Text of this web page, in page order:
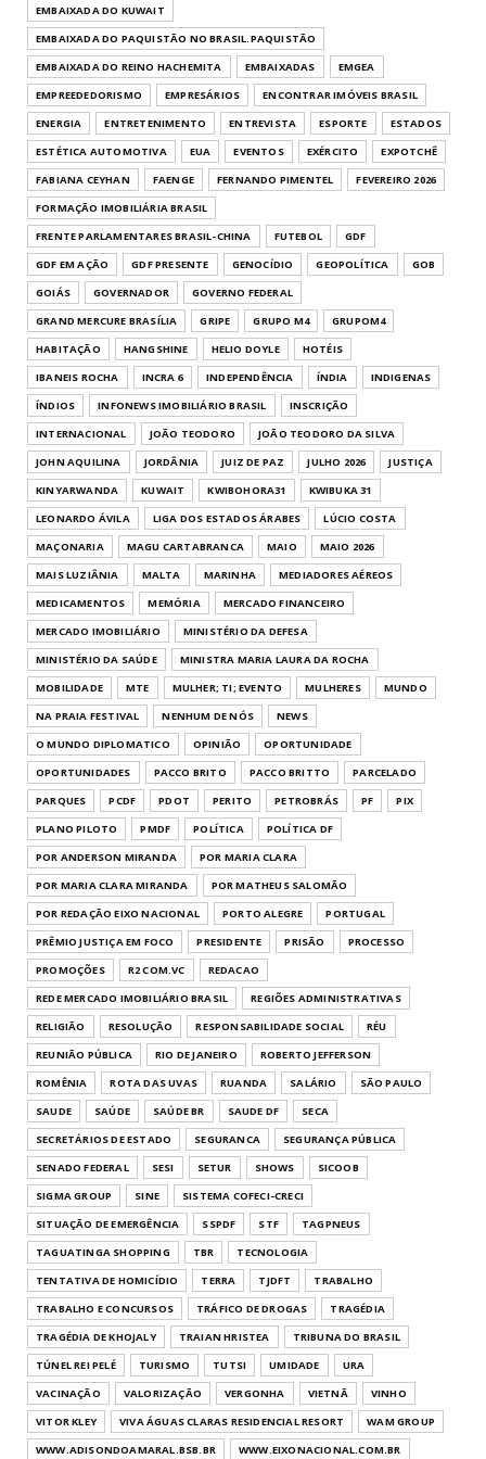
EMBAIXADA DO KUWAIT
EMBAIXADA DO PAQUISTÃO NO BRASIL.PAQUISTÃO
EMBAIXADA DO REINO HACHEMITA
EMBAIXADAS
EMGEA
EMPREEDEDORISMO
EMPRESÁRIOS
ENCONTRAR IMÓVEIS BRASIL
ENERGIA
ENTRETENIMENTO ENTREVISTA ESPORTE
ESTADOS
ESTÉTICA AUTOMOTIVA
EUA EVENTOS EXÉRCITO
EXPOTCHÊ
FABIANA CEYHAN
FAENGE FERNANDO PIMENTEL
FEVEREIRO 2026
FORMAÇÃO IMOBILIÁRIA BRASIL
FRENTE PARLAMENTARES BRASIL-CHINA
FUTEBOL
GDF
GDF EM AÇÃO
GDF PRESENTE GENOCÍDIO GEOPOLÍTICA
GOB
GOIÁS
GOVERNADOR
GOVERNO FEDERAL
GRAND MERCURE BRASÍLIA
GRIPE GRUPO M4
GRUPOM4
HABITAÇÃO
HANGSHINE HELIO DOYLE
HOTÉIS
IBANEIS ROCHA
INCRA 6 INDEPENDÊNCIA ÍNDIA
INDIGENAS
ÍNDIOS
INFONEWS IMOBILIÁRIO BRASIL
INSCRIÇÃO
INTERNACIONAL
JOÃO TEODORO
JOÃO TEODORO DA SILVA
JOHN AQUILINA
JORDÂNIA JUIZ DE PAZ JULHO 2026
JUSTIÇA
KINYARWANDA
KUWAIT KWIBOHORA31
KWIBUKA 31
LEONARDO ÁVILA
LIGA DOS ESTADOS ÁRABES
LÚCIO COSTA
MAÇONARIA
MAGU CARTABRANCA MAIO
MAIO 2026
MAIS LUZIÂNIA
MALTA MARINHA
MEDIADORES AÉREOS
MEDICAMENTOS
MEMÓRIA
MERCADO FINANCEIRO
MERCADO IMOBILIÁRIO
MINISTÉRIO DA DEFESA
MINISTÉRIO DA SAÚDE
MINISTRA MARIA LAURA DA ROCHA
MOBILIDADE
MTE MULHER; TI; EVENTO MULHERES
MUNDO
NA PRAIA FESTIVAL
NENHUM DE NÓS
NEWS
O MUNDO DIPLOMATICO
OPINIÃO
OPORTUNIDADE
OPORTUNIDADES
PACCO BRITO PACCO BRITTO
PARCELADO
PARQUES
PCDF PDOT PERITO PETROBRÁS PF
PIX
PLANO PILOTO
PMDF POLÍTICA
POLÍTICA DF
POR ANDERSON MIRANDA
POR MARIA CLARA
POR MARIA CLARA MIRANDA
POR MATHEUS SALOMÃO
POR REDAÇÃO EIXO NACIONAL
PORTO ALEGRE
PORTUGAL
PRÊMIO JUSTIÇA EM FOCO
PRESIDENTE PRISÃO
PROCESSO
PROMOÇÕES
R2 COM.VC
REDACAO
REDE MERCADO IMOBILIÁRIO BRASIL
REGIÕES ADMINISTRATIVAS
RELIGIÃO
RESOLUÇÃO RESPONSABILIDADE SOCIAL
RÉU
REUNIÃO PÚBLICA
RIO DE JANEIRO
ROBERTO JEFFERSON
ROMÊNIA
ROTA DAS UVAS RUANDA SALÁRIO
SÃO PAULO
SAUDE
SAÚDE SAÚDE BR SAUDE DF
SECA
SECRETÁRIOS DE ESTADO
SEGURANCA
SEGURANÇA PÚBLICA
SENADO FEDERAL
SESI SETUR SHOWS
SICOOB
SIGMA GROUP
SINE
SISTEMA COFECI-CRECI
SITUAÇÃO DE EMERGÊNCIA
SSPDF STF
TAGPNEUS
TAGUATINGA SHOPPING
TBR
TECNOLOGIA
TENTATIVA DE HOMICÍDIO
TERRA TJDFT
TRABALHO
TRABALHO E CONCURSOS
TRÁFICO DE DROGAS
TRAGÉDIA
TRAGÉDIA DE KHOJALY
TRAIAN HRISTEA
TRIBUNA DO BRASIL
TÚNEL REI PELÉ
TURISMO TUTSI UMIDADE
URA
VACINAÇÃO
VALORIZAÇÃO VERGONHA VIETNÃ
VINHO
VITOR KLEY
VIVA ÁGUAS CLARAS RESIDENCIAL RESORT
WAM GROUP
WWW.ADISONDOAMARAL.BSB.BR
WWW.EIXONACIONAL.COM.BR